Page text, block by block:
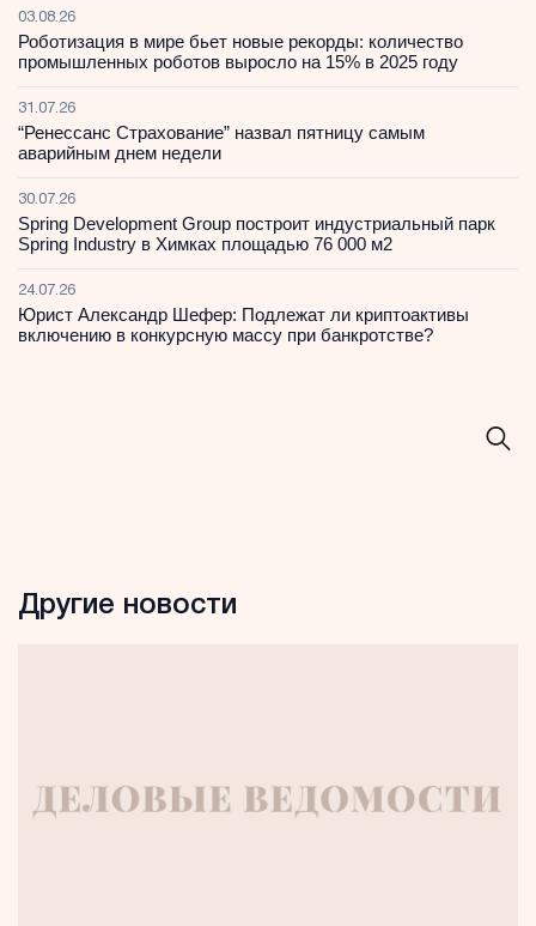
03.08.26
Роботизация в мире бьет новые рекорды: количество
промышленных роботов выросло на 15% в 2025 году
31.07.26
“Ренессанс Страхование” назвал пятницу самым
аварийным днем недели
30.07.26
Spring Development Group построит индустриальный парк
Spring Industry в Химках площадью 76 000 м2
24.07.26
Юрист Александр Шефер: Подлежат ли криптоактивы
включению в конкурсную массу при банкротстве?
Другие новости